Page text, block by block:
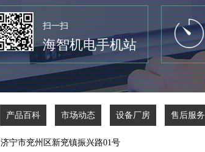
扫一扫
海智机电手机站
产品百科 市场动态 设备厂房 售后服务
宁市兖州区新兖镇振兴路01号